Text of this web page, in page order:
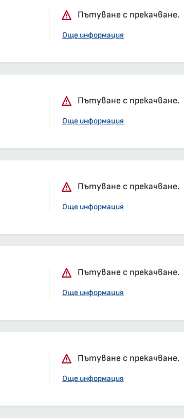
със задължителна резервация
2-ра класа, салон
1-ва класа, салон,
Пътуване с прекачване.
Още информация
Пътуване с прекачване.
Още информация
ра класа, салон
Пътуване с прекачване.
Още информация
Пътуване с прекачване.
Още информация
Пътуване с прекачване.
Още информация